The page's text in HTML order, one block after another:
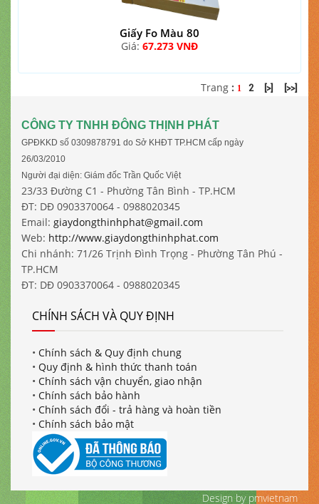
Giấy Fo Màu 80
Giá: 67.273 VNĐ
Trang : 1 2 [>] [>>]
CÔNG TY TNHH ĐÔNG THỊNH PHÁT
GPĐKKD số 0309878791 do Sở KHĐT TP.HCM cấp ngày
26/03/2010
Người đại diện: Giám đốc Trần Quốc Việt
23/33 Đường C1 - Phường Tân Bình - TP.HCM
ĐT: DĐ 0903370064 - 0988020345
Email: giaydongthinhphat@gmail.com
Web: http://www.giaydongthinhphat.com
Chi nhánh: 71/26 Trịnh Đình Trọng - Phường Tân Phú -
TP.HCM
ĐT: DĐ 0903370064 - 0988020345
CHÍNH SÁCH VÀ QUY ĐỊNH
• Chính sách & Quy định chung
• Quy định & hình thức thanh toán
• Chính sách vận chuyển, giao nhận
• Chính sách bảo hành
• Chính sách đổi - trả hàng và hoàn tiền
• Chính sách bảo mật
Design by pmvietnam